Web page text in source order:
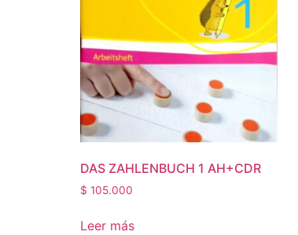
DAS ZAHLENBUCH 1 AH+CDR
$ 105.000
Leer más